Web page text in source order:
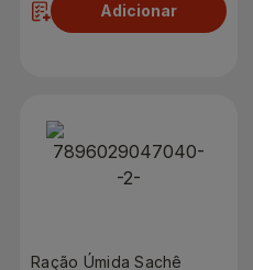
Adicionar
Ração Úmida Sachê